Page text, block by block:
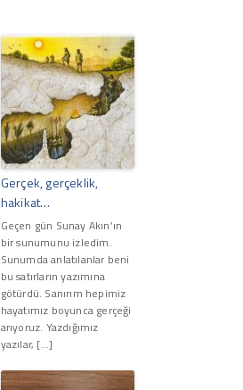
Gerçek, gerçeklik,
hakikat…
Geçen gün Sunay Akın’ın
bir sunumunu izledim.
Sunumda anlatılanlar beni
bu satırların yazımına
götürdü. Sanırım hepimiz
hayatımız boyunca gerçeği
arıyoruz. Yazdığımız
yazılar, […]